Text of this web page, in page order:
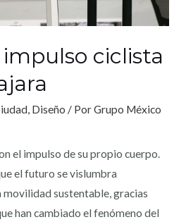
ciclista
, Diseño / PorGrupo México
el impulso de su propio cuerpo.
el futuro se vislumbra
sustentable, gracias
han cambiado el fenómeno del